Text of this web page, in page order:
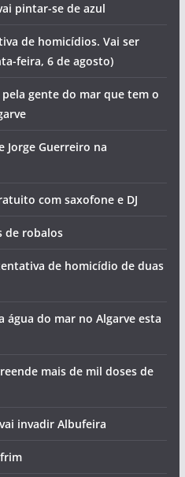
pintar-se de azul
de homicídios. Vai ser
feira, 6 de agosto)
gente do mar que tem o
Jorge Guerreiro na
com saxofone e DJ
de robalos
de homicídio de duas
do mar no Algarve esta
mais de mil doses de
invadir Albufeira